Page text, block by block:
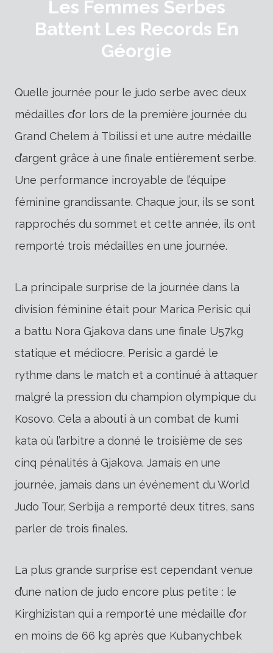
Les Femmes Serbes
Battent Les Records En
Géorgie
Quelle journée pour le judo serbe avec deux
médailles d’or lors de la première journée du
Grand Chelem à Tbilissi et une autre médaille
d’argent grâce à une finale entièrement serbe.
Une performance incroyable de l’équipe
féminine grandissante. Chaque jour, ils se sont
rapprochés du sommet et cette année, ils ont
remporté trois médailles en une journée.
La principale surprise de la journée dans la
division féminine était pour Marica Perisic qui
a battu Nora Gjakova dans une finale U57kg
statique et médiocre. Perisic a gardé le
rythme dans le match et a continué à attaquer
malgré la pression du champion olympique du
Kosovo. Cela a abouti à un combat de kumi
kata où l’arbitre a donné le troisième de ses
cinq pénalités à Gjakova. Jamais en une
journée, jamais dans un événement du World
Judo Tour, Serbija a remporté deux titres, sans
parler de trois finales.
La plus grande surprise est cependant venue
d’une nation de judo encore plus petite : le
Kirghizistan qui a remporté une médaille d’or
en moins de 66 kg après que Kubanychbek